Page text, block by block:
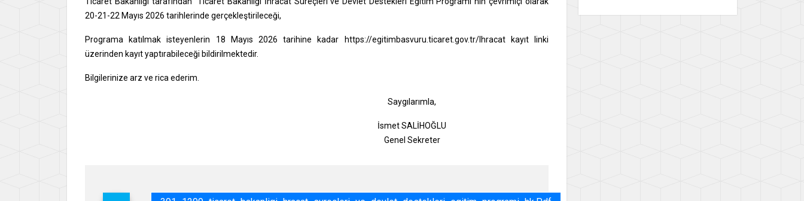
20-21-22 Mayıs 2026 tarihlerinde gerçekleştirileceği,
Programa katılmak isteyenlerin 18 Mayıs 2026 tarihine kadar https://egitimbasvuru.ticaret.gov.tr/Ihracat kayıt linki
üzerinden kayıt yaptırabileceği bildirilmektedir.
Bilgilerinize arz ve rica ederim.
Saygılarımla,
İsmet SALİHOĞLU
Genel Sekreter